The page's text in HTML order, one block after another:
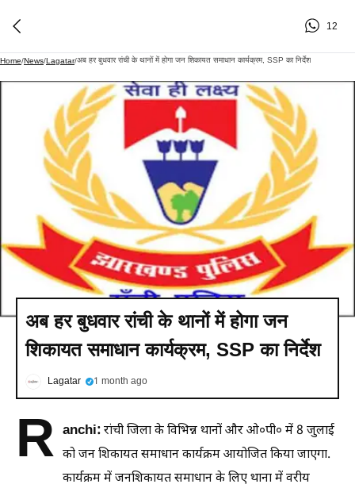
12
Home/News/Lagatar/अब हर बुधवार रांची के थानों में होगा जन शिकायत समाधान कार्यक्रम, SSP का निर्देश
अब हर बुधवार रांची के थानों में होगा जन
शिकायत समाधान कार्यक्रम, SSP का निर्देश
Lagatar 1 month ago
R anchi:रांची जिला के विभिन्न थानों और ओ०पी० में 8 जुलाई
को जन शिकायत समाधान कार्यक्रम आयोजित किया जाएगा.
कार्यक्रम में जनशिकायत समाधान के लिए थाना में वरीय